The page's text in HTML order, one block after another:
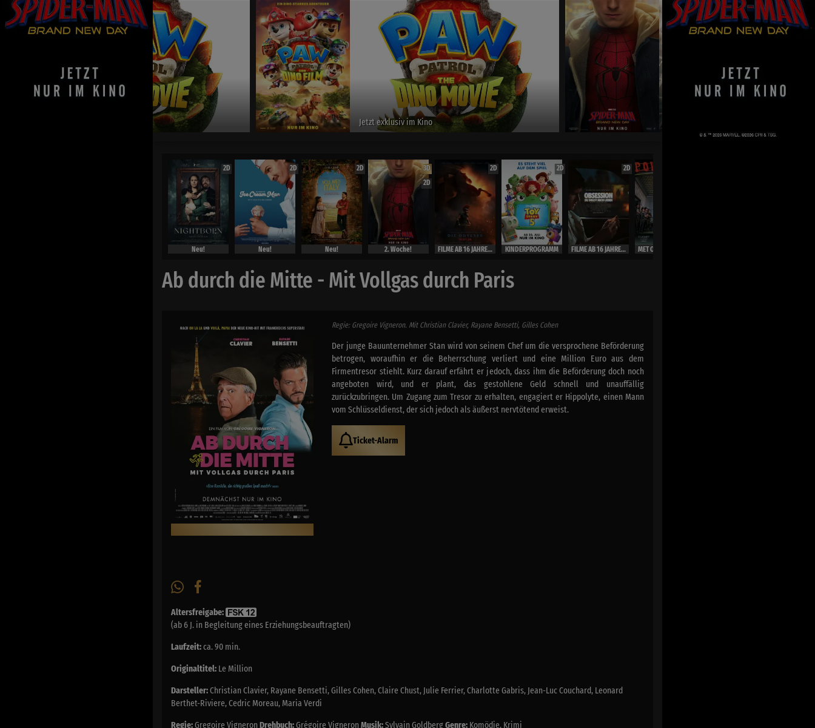
Spider-Man :Brand New Day
exclusiv im Kino
2D
Neu!
2D
Neu!
2D
Neu!
3D
2D
2. Woche!
2D
FILME AB 16 JAHRE ( Ausweis)
2D
KINDERPROGRAMM
2D
FILME AB 16 JAHRE ( Ausweis)
Ab durch die Mitte - Mit Vollgas durch Paris
Regie: Gregoire Vigneron. Mit Christian Clavier, Rayane Bensetti, Gilles Cohen
Der junge Bauunternehmer Stan wird von seinem Chef um die versprochene Beförderung
betrogen, woraufhin er die Beherrschung verliert und eine Million Euro aus dem
Firmentresor stiehlt. Kurz darauf erfährt er jedoch, dass ihm die Beförderung doch noch
angeboten wird, und er plant, das gestohlene Geld schnell und unauffällig
zurückzubringen. Um Zugang zum Tresor zu erhalten, engagiert er Hippolyte, einen Mann
vom Schlüsseldienst, der sich jedoch als äußerst nervtötend erweist.
Ticket-Alarm
Altersfreigabe:
(ab 6 J. in Begleitung eines Erziehungsbeauftragten)
Laufzeit:ca. 90 min.
Originaltitel: Le Million
Darsteller:Christian Clavier, Rayane Bensetti, Gilles Cohen, Claire Chust, Julie Ferrier, Charlotte Gabris, Jean-Luc Couchard, Leonard
Berthet-Riviere, Cedric Moreau, Maria Verdi
Regie:Gregoire Vigneron Drehbuch:Grégoire Vigneron Musik:Sylvain GoldbergGenre: Komödie, Krimi